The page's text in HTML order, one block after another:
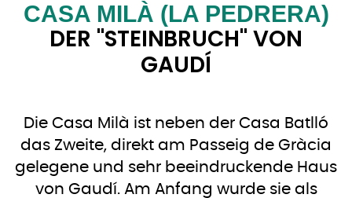
CASA MILÀ (LA PEDRERA)
DER "STEINBRUCH" VON
GAUDÍ
Die Casa Milà ist neben der Casa Batlló
das Zweite, direkt am Passeig de Gràcia
gelegene und sehr beeindruckende Haus
von Gaudí. Am Anfang wurde sie als